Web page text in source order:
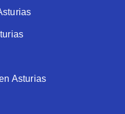
Asturias